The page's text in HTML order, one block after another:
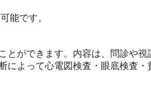
能です。
ができます。内容は、問診や視
によって心電図検査・眼底検査・